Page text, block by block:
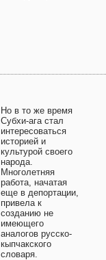
Но в то же время
Субхи-ага стал
интересоваться
историей и
культурой своего
народа.
Многолетняя
работа, начатая
еще в депортации,
привела к
созданию не
имеющего
аналогов русско-
кыпчакского
словаря.